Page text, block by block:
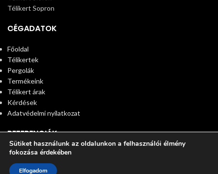
Télikert Sopron
CÉGADATOK
Főoldal
Télikertek
Pergolák
Termékeink
Télikert árak
Kérdések
Adatvédelmi nyilatkozat
REFERENCIÁK
© 2025 Télikert. All rights reserved
Sütiket használunk az oldalunkon a felhasználói élmény
fokozása érdekében
Elfogadom